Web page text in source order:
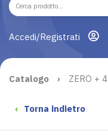
Accedi/Registrati
Catalogo › ZERO + 4
‹ Torna indietro